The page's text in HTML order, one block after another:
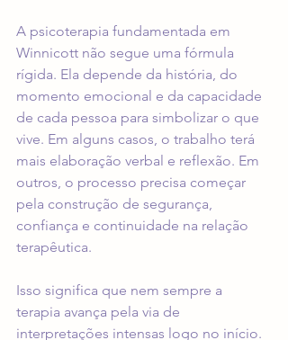
A psicoterapia fundamentada em
Winnicott não segue uma fórmula
rígida. Ela depende da história, do
momento emocional e da capacidade
de cada pessoa para simbolizar o que
vive. Em alguns casos, o trabalho terá
mais elaboração verbal e reflexão. Em
outros, o processo precisa começar
pela construção de segurança,
confiança e continuidade na relação
terapêutica.
Isso significa que nem sempre a
terapia avança pela via de
interpretações intensas logo no início.